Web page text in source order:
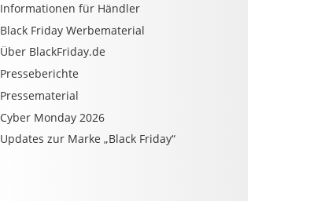
Informationen für Händler
Black Friday Werbematerial
Über BlackFriday.de
Presseberichte
Pressematerial
Cyber Monday 2026
Updates zur Marke „Black Friday“